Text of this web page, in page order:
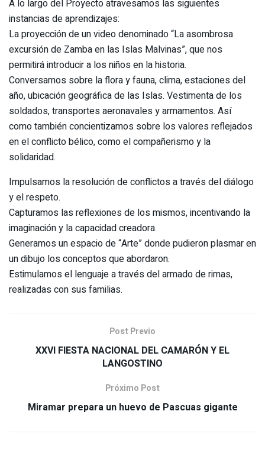
A lo largo del Proyecto atravesamos las siguientes
instancias de aprendizajes:
La proyección de un video denominado “La asombrosa
excursión de Zamba en las Islas Malvinas”, que nos
permitirá introducir a los niños en la historia.
Conversamos sobre la flora y fauna, clima, estaciones del
año, ubicación geográfica de las Islas. Vestimenta de los
soldados, transportes aeronavales y armamentos. Así
como también concientizamos sobre los valores reflejados
en el conflicto bélico, como el compañerismo y la
solidaridad.
Impulsamos la resolución de conflictos a través del diálogo
y el respeto.
Capturamos las reflexiones de los mismos, incentivando la
imaginación y la capacidad creadora.
Generamos un espacio de “Arte” donde pudieron plasmar en
un dibujo los conceptos que abordaron.
Estimulamos el lenguaje a través del armado de rimas,
realizadas con sus familias.
Post Previo
XXVI FIESTA NACIONAL DEL CAMARÓN Y EL
LANGOSTINO
Próximo Post
Miramar prepara un huevo de Pascuas gigante